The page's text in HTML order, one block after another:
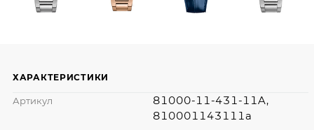
ХАРАКТЕРИСТИКИ
Артикул
81000-11-431-11A,
810001143111a